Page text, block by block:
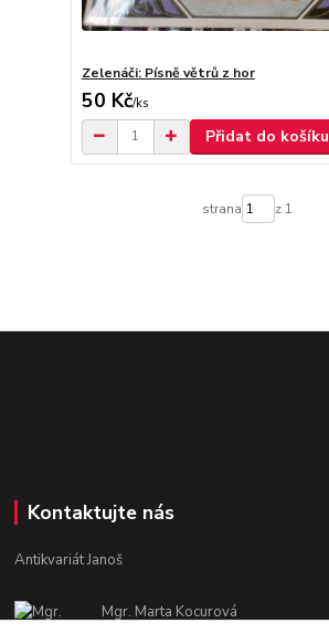
Zelenáči: Písně větrů z hor
50 Kč/ks
Přidat do košíku
strana z 1
Kontaktujte nás
Antikvariát Janoš
Mgr. Marta Kocurová